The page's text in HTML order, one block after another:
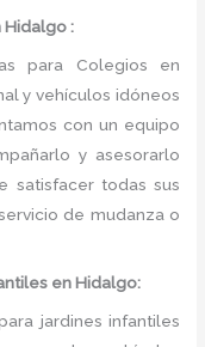
Hidalgo :
para Colegios en
y vehículos idóneos
con un equipo
y asesorarlo
satisfacer todas sus
de mudanza o
en Hidalgo:
jardines infantiles